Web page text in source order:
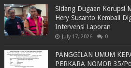
Sidang Dugaan Korupsi
Hery Susanto Kembali
Intervensi Laporan
July 17, 2026 0
PANGGILAN UMUM
PERKARA NOMOR 35/